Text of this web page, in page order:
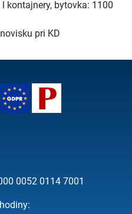
kontajnery, bytovka: 1100
pri KD
0052 0114 7001